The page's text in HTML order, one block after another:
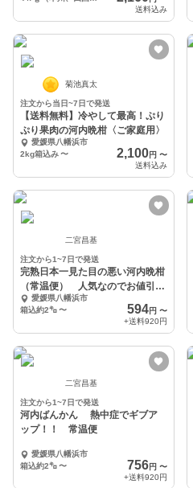
送料込み
菊池真太
注文から当日~7日で発送
【送料無料】冷やして最高！ぷり
ぷり果肉の河内晩柑〈ご家庭用〉
愛媛県八幡浜市
2kg箱込み〜 2,100円 〜
送料込み
二宮昌基
注文から1~7日で発送
完熟日本一見た目の悪い河内晩柑
（常温便） 人気なのでお値引き
継続中
愛媛県八幡浜市
箱込約2㌔〜 594円 〜
+送料920円
二宮昌基
注文から1~7日で発送
河内ばんかん 熱中症でギブア
ップ！！ 常温便
愛媛県八幡浜市
箱込約2㌔〜 756円 〜
+送料920円